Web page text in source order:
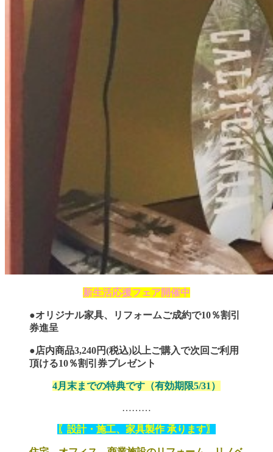
新生活応援フェア開催中
●オリジナル家具、リフォームご成約で10％割引
券進呈
●店内商品3,240円(税込)以上ご購入で次回ご利用
頂ける10％割引券プレゼント
4月末までの特典です（有効期限5/31）
………
〖設計・施工、家具製作 承ります〗